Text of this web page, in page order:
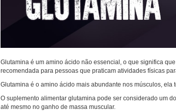
Glutamina é um amino ácido não essencial, o que significa
recomendada para pessoas que praticam atividades físicas
Glutamina é o amino ácido mais abundante nos músculos,
O suplemento alimentar glutamina pode ser considerado um
até mesmo no ganho de massa muscular.